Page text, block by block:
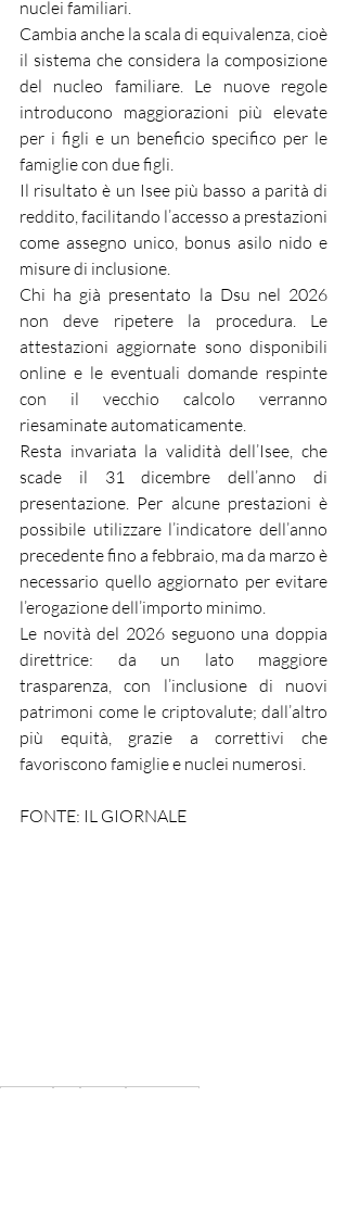
nuclei familiari.
Cambia anche la scala di equivalenza, cioè
il sistema che considera la composizione
del nucleo familiare. Le nuove regole
introducono maggiorazioni più elevate
per i figli e un beneficio specifico per le
famiglie con due figli.
Il risultato è un Isee più basso a parità di
reddito, facilitando l’accesso a prestazioni
come assegno unico, bonus asilo nido e
misure di inclusione.
Chi ha già presentato la Dsu nel 2026
non deve ripetere la procedura. Le
attestazioni aggiornate sono disponibili
online e le eventuali domande respinte
con il vecchio calcolo verranno
riesaminate automaticamente.
Resta invariata la validità dell’Isee, che
scade il 31 dicembre dell’anno di
presentazione. Per alcune prestazioni è
possibile utilizzare l’indicatore dell’anno
precedente fino a febbraio, ma da marzo è
necessario quello aggiornato per evitare
l’erogazione dell’importo minimo.
Le novità del 2026 seguono una doppia
direttrice: da un lato maggiore
trasparenza, con l’inclusione di nuovi
patrimoni come le criptovalute; dall’altro
più equità, grazie a correttivi che
favoriscono famiglie e nuclei numerosi.
FONTE: IL GIORNALE